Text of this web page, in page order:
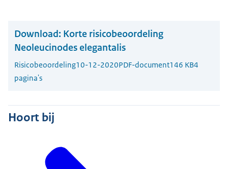
Download: Korte risicobeoordeling
Neoleucinodes elegantalis
Risicobeoordeling10-12-2020PDF-document146 KB4
pagina's
Hoort bij